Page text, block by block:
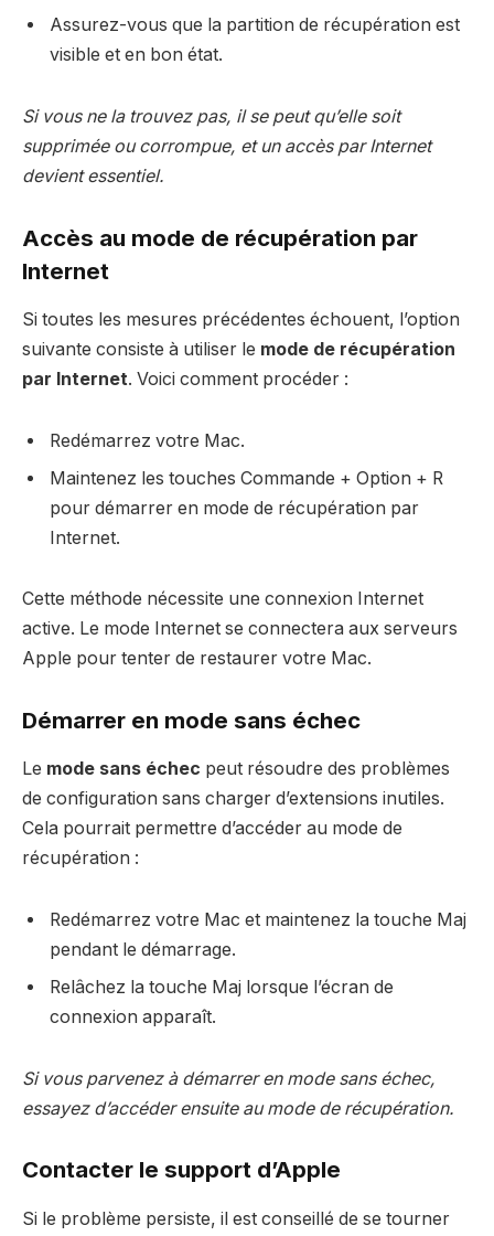
Assurez-vous que la partition de récupération est
visible et en bon état.
Si vous ne la trouvez pas, il se peut qu’elle soit
supprimée ou corrompue, et un accès par Internet
devient essentiel.
Accès au mode de récupération par
Internet
Si toutes les mesures précédentes échouent, l’option
suivante consiste à utiliser le mode de récupération
par Internet. Voici comment procéder :
Redémarrez votre Mac.
Maintenez les touches Commande + Option + R
pour démarrer en mode de récupération par
Internet.
Cette méthode nécessite une connexion Internet
active. Le mode Internet se connectera aux serveurs
Apple pour tenter de restaurer votre Mac.
Démarrer en mode sans échec
Le mode sans échec peut résoudre des problèmes
de configuration sans charger d’extensions inutiles.
Cela pourrait permettre d’accéder au mode de
récupération :
Redémarrez votre Mac et maintenez la touche Maj
pendant le démarrage.
Relâchez la touche Maj lorsque l’écran de
connexion apparaît.
Si vous parvenez à démarrer en mode sans échec,
essayez d’accéder ensuite au mode de récupération.
Contacter le support d’Apple
Si le problème persiste, il est conseillé de se tourner